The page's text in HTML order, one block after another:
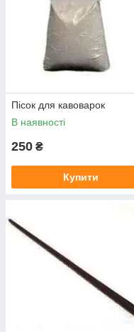
Пісок для кавоварок
В наявності
250 ₴
Купити